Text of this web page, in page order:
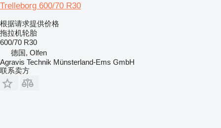
Trelleborg 600/70 R30
根据请求提供价格
拖拉机轮胎
600/70 R30
德国, Olfen
Agravis Technik Münsterland-Ems GmbH
联系卖方